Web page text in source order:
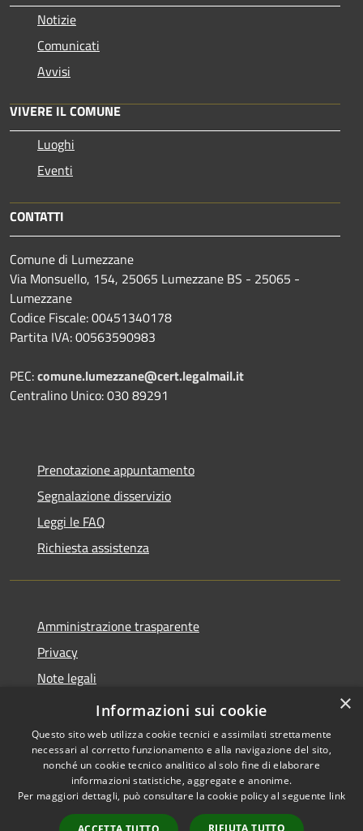
Notizie
Comunicati
Avvisi
VIVERE IL COMUNE
Luoghi
Eventi
CONTATTI
Comune di Lumezzane
Via Monsuello, 154, 25065 Lumezzane BS - 25065 -
Lumezzane
Codice Fiscale: 00451340178
Partita IVA: 00563590983
PEC:comune.lumezzane@cert.legalmail.it
Centralino Unico: 030 89291
Prenotazione appuntamento
Segnalazione disservizio
Leggi le FAQ
Richiesta assistenza
Amministrazione trasparente
Privacy
Note legali
Dichiarazione di accessibilità
Accessibilità
Copyright © 2026 • Comune di
Lumezzane • Powered by
Municipium• Accesso
×
Informazioni sui cookie
Questo sito web utilizza cookie tecnici e assimilati strettamente
necessari al corretto funzionamento e alla navigazione del sito,
nonché un cookie tecnico analitico al solo fine di elaborare
informazioni statistiche, aggregate e anonime.
Per maggiori dettagli, può consultare la cookie policy al seguente link
RIFIUTA TUTTO